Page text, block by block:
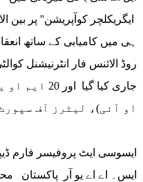
ہی میں کامیابی کے ساتھ
روڈ الائنس فار انٹرنیشنل
جاری کیا
او آئی)، لیٹرز آف
ایسوسی ایٹ پروفیسر فارم
ایس۔ اے اے یو آر پاکستان